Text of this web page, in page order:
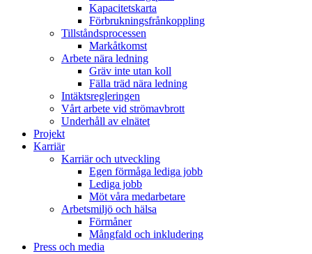
Kapacitetskarta
Förbrukningsfrånkoppling
Tillståndsprocessen
Markåtkomst
Arbete nära ledning
Gräv inte utan koll
Fälla träd nära ledning
Intäktsregleringen
Vårt arbete vid strömavbrott
Underhåll av elnätet
Projekt
Karriär
Karriär och utveckling
Egen förmåga lediga jobb
Lediga jobb
Möt våra medarbetare
Arbetsmiljö och hälsa
Förmåner
Mångfald och inkludering
Press och media